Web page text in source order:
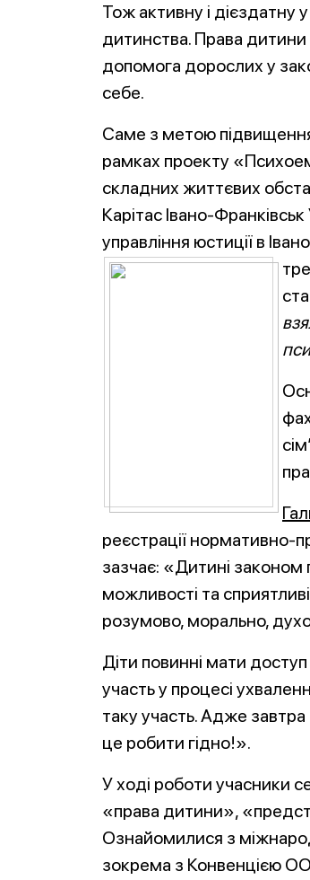
Тож активну і
дитинства. Права
допомога дорослих у
себе.
Саме з метою підвищення
рамках проекту
складних життєвих
Карітас Івано-
управління юстиції в
реєстрації нормативно-
зазчає: «Дитині законом
можливості та
розумово, морально,
Діти повинні мати
участь у процесі
таку участь. Адже
це робити гідно!».
У ході роботи учасники
«права дитини»,
Ознайомилися з
зокрема з Конвенцією